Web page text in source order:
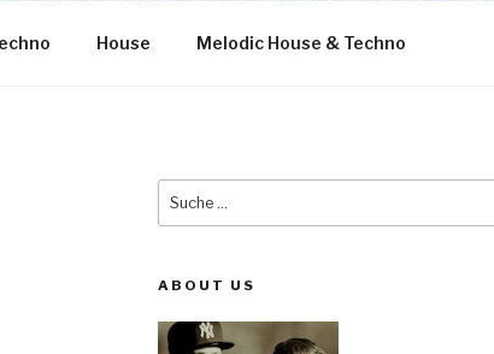
House Melodic House & Techno
Suche
ABOUT US